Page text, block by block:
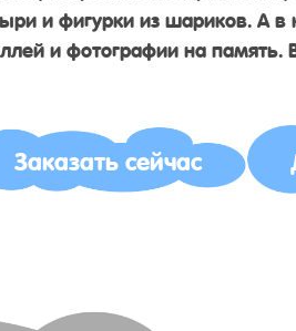
и фигурки из шариков. А
и фотографии на память.
Заказать сейчас